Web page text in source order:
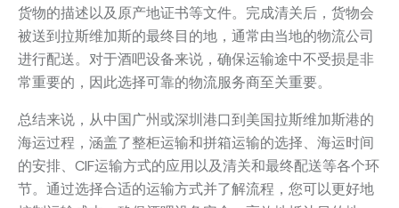
货物的描述以及原产地证书等文件。完成清关后，货物会
被送到拉斯维加斯的最终目的地，通常由当地的物流公司
进行配送。对于酒吧设备来说，确保运输途中不受损是非
常重要的，因此选择可靠的物流服务商至关重要。
总结来说，从中国广州或深圳港口到美国拉斯维加斯港的
海运过程，涵盖了整柜运输和拼箱运输的选择、海运时间
的安排、CIF运输方式的应用以及清关和最终配送等各个环
节。通过选择合适的运输方式并了解流程，您可以更好地